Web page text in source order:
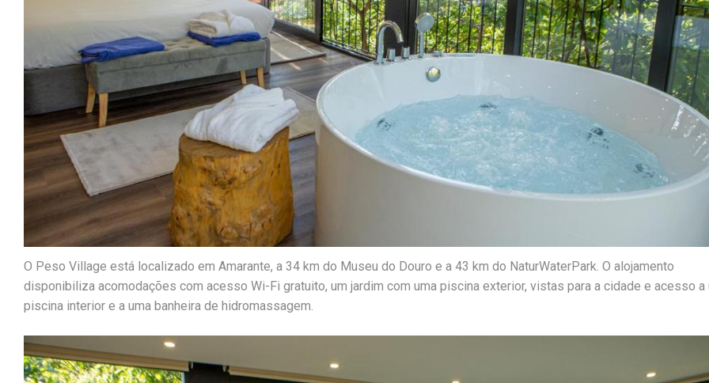
O Peso Village está localizado em Amarante, a 34 km do Museu do Douro e a 43 km do NaturWaterPark. O alojamento
disponibiliza acomodações com acesso Wi-Fi gratuito, um jardim com uma piscina exterior, vistas para a cidade e acesso a
piscina interior e a uma banheira de hidromassagem.